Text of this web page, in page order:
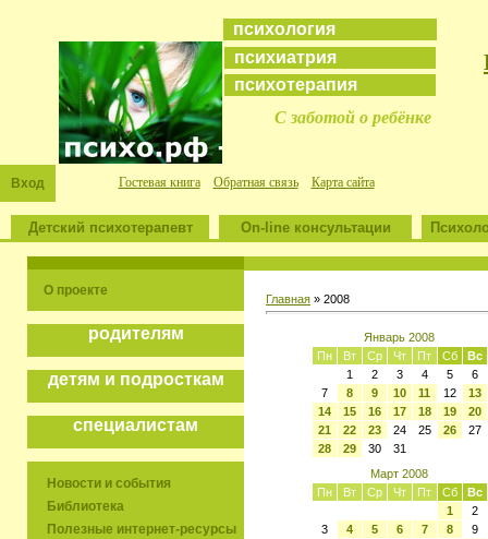
психология
психиатрия
психотерапия
С заботой о ребёнке
Вход Гостевая книга Обратная связь Карта сайта
Детский психотерапевт On-line консультации
О проекте
родителям
детям и подросткам
специалистам
Новости и события
Библиотека
Полезные интернет-ресурсы
Главная » 2008
Январь 2008
Пн
Вт Ср Чт Пт Сб
Вс
1
2 3 4 5
6
7
8 9 10 11 12
13
14
15 16 17 18 19
20
21
22 23 24 25 26
27
28
29 30
31
Март 2008
Пн
Вт Ср Чт Пт Сб
Вс
1
2
3
4 5 6 7 8
9